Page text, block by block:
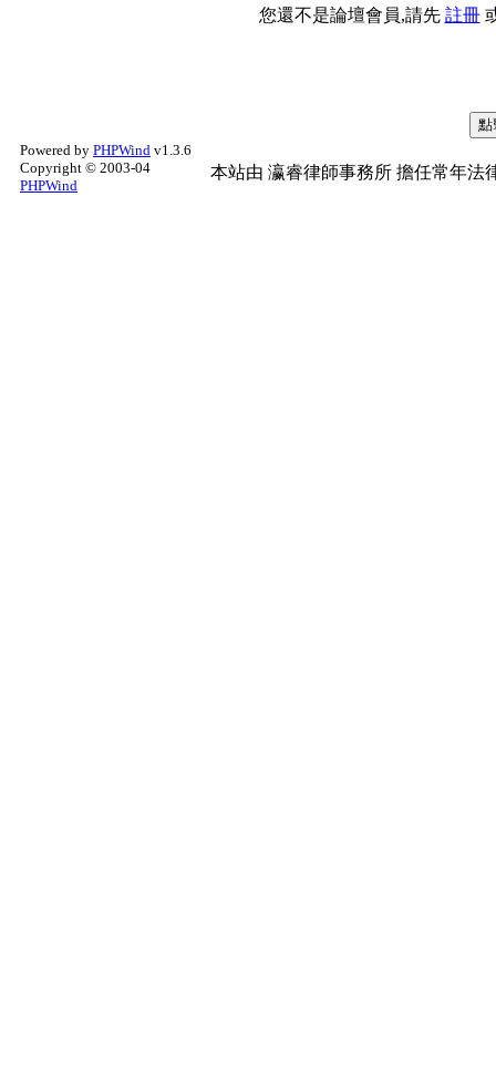
您還不是論壇會員,請先 註冊
Powered by PHPWind v1.3.6
Copyright © 2003-04
PHPWind
本站由 瀛睿律師事務所 擔任常年法